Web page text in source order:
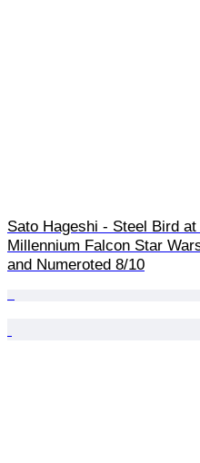
Sato Hageshi - Steel Bird
Millennium Falcon Star
and Numeroted 8/10